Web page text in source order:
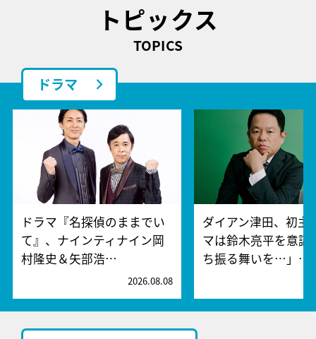
トピックス
TOPICS
ドラマ
ドラマ『名探偵のままでい
て』、ナインティナイン岡
村隆史＆矢部浩…
2026.08.08
ダイアン津田、初主
マは鈴木亮平を意識
ち振る舞いを…」…